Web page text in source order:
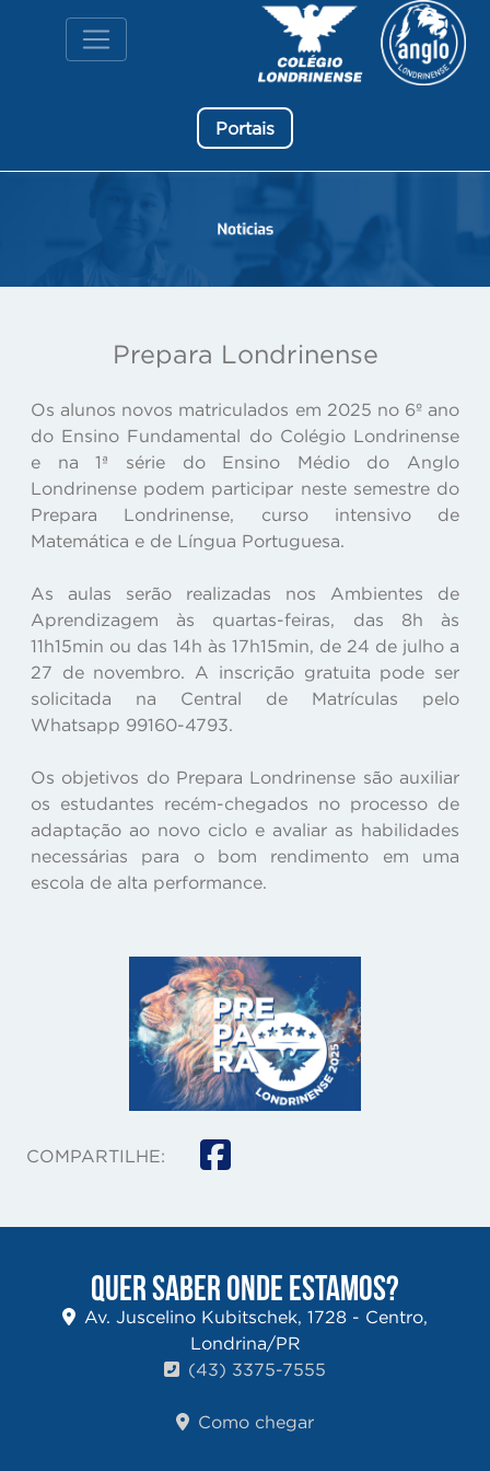
Portais
Prepara Londrinense
Os alunos novos matriculados em 2025 no 6º ano
do Ensino Fundamental do Colégio Londrinense
e na 1ª série do Ensino Médio do Anglo
Londrinense podem participar neste semestre do
Prepara Londrinense, curso intensivo de
Matemática e de Língua Portuguesa.
As aulas serão realizadas nos Ambientes de
Aprendizagem às quartas-feiras, das 8h às
11h15min ou das 14h às 17h15min, de 24 de julho a
27 de novembro. A inscrição gratuita pode ser
solicitada na Central de Matrículas pelo
Whatsapp 99160-4793.
Os objetivos do Prepara Londrinense são auxiliar
os estudantes recém-chegados no processo de
adaptação ao novo ciclo e avaliar as habilidades
necessárias para o bom rendimento em uma
escola de alta performance.
COMPARTILHE:
QUER SABER ONDE ESTAMOS?
Av. Juscelino Kubitschek, 1728 - Centro,
Londrina/PR
(43) 3375-7555
Como chegar